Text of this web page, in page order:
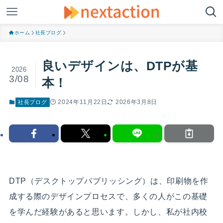
ホーム 社長ブログ
良いデザインは、DTPが基
本！
2026
3/08
社長ブログ 2024年11月22日 2026年3月8日
DTP（デスクトップパブリッシング）は、印刷物を作
成する際のデザインプロセスで、多くの人がこの基礎
を学んだ経験があると思います。しかし、私が社内校